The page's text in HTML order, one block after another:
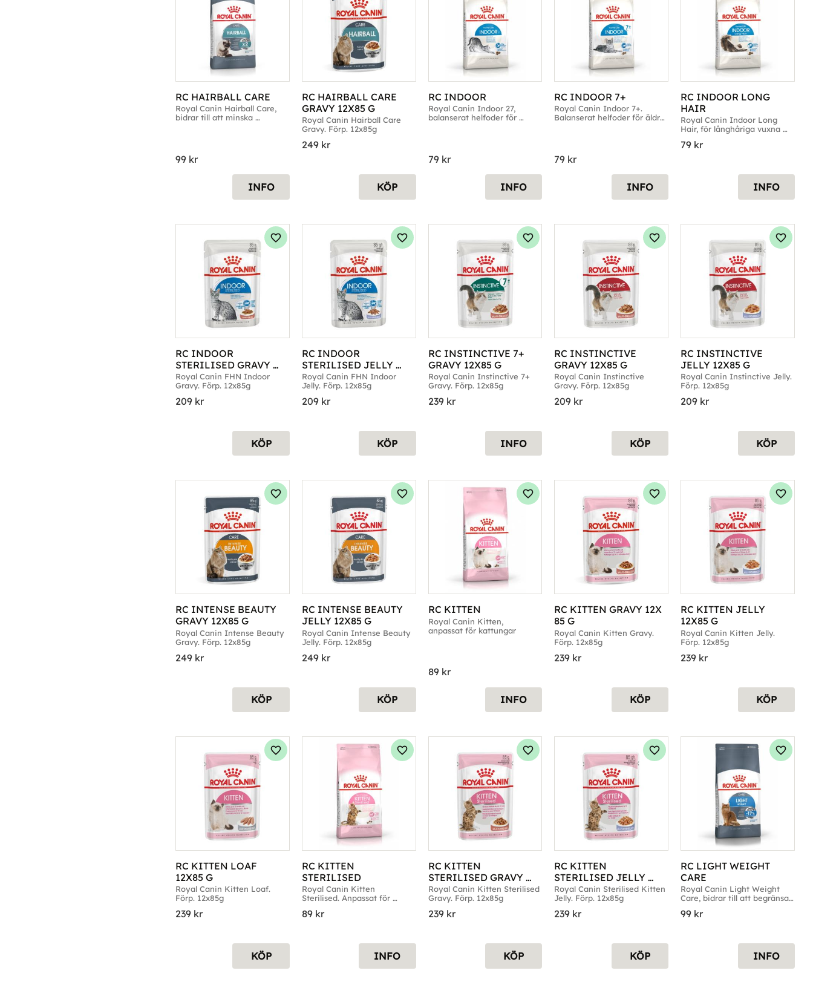
RC HAIRBALL CARE
Royal Canin Hairball Care,
bidrar till att minska
99 kr
INFO
RC HAIRBALL CARE
GRAVY 12X85 G
Royal Canin Hairball Care
Gravy. Förp. 12x85g
249kr
KÖP
RC INDOOR
Royal Canin Indoor 27,
balanserat helfoder för
79kr
INFO
RC INDOOR 7+
Royal Canin Indoor 7+.
Balanserat helfoder för äldre
79 kr
INFO
RC INDOOR LONG
HAIR
Royal Canin Indoor Long
Hair, för långhåriga vuxna
79 kr
INFO
RC INDOOR
STERILISED GRAVY
12X85G
Royal Canin FHN Indoor
Gravy. Förp. 12x85g
209 kr
Lägg till i favoriter
KÖP
RC INDOOR
STERILISED JELLY
12X85G
Royal Canin FHN Indoor
Jelly. Förp. 12x85g
209kr
Lägg till i favoriter
KÖP
RC INSTINCTIVE 7+
GRAVY 12X85 G
Royal Canin Instinctive 7+
Gravy. Förp. 12x85g
239kr
Lägg till i favoriter
INFO
RC INSTINCTIVE
GRAVY 12X85 G
Royal Canin Instinctive
Gravy. Förp. 12x85g
209 kr
Lägg till i favoriter
KÖP
RC INSTINCTIVE
JELLY 12X85 G
Royal Canin Instinctive Jelly.
Förp. 12x85g
209 kr
Lägg
KÖP
RC INTENSE BEAUTY
GRAVY 12X85 G
Royal Canin Intense Beauty
Gravy. Förp. 12x85g
249 kr
Lägg till i favoriter
KÖP
RC INTENSE BEAUTY
JELLY 12X85 G
Royal Canin Intense Beauty
Jelly. Förp. 12x85g
249kr
Lägg till i favoriter
KÖP
RC KITTEN
Royal Canin Kitten,
anpassat för kattungar
89kr
Lägg till i favoriter
INFO
RC KITTEN GRAVY 12X
85 G
Royal Canin Kitten Gravy.
Förp. 12x85g
239 kr
Lägg till i favoriter
KÖP
RC KITTEN JELLY
12X85 G
Royal Canin Kitten Jelly.
Förp. 12x85g
239 kr
Lägg
KÖP
RC KITTEN LOAF
12X85 G
Royal Canin Kitten Loaf.
Förp. 12x85g
239 kr
Lägg till i favoriter
KÖP
RC KITTEN
STERILISED
Royal Canin Kitten
Sterilised. Anpassat för
89kr
Lägg till i favoriter
INFO
RC KITTEN
STERILISED GRAVY
12X85 G
Royal Canin Kitten Sterilised
Gravy. Förp. 12x85g
239kr
Lägg till i favoriter
KÖP
RC KITTEN
STERILISED JELLY
12X85 G
Royal Canin Sterilised Kitten
Jelly. Förp. 12x85g
239 kr
Lägg till i favoriter
KÖP
RC LIGHT WEIGHT
CARE
Royal Canin Light Weight
Care, bidrar till att begränsa
99 kr
Lägg
INFO